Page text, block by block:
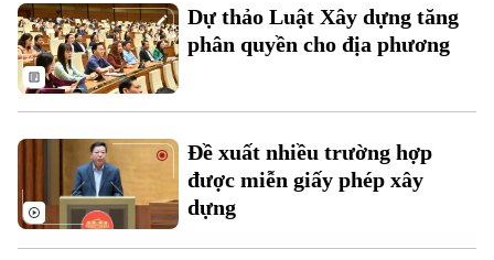
Ẩm thực
Hồ sơ
Người Việt 4 phương
Cafe sáng
Tài chính Ngân hàng
Doanh nghiệp
Tin tức
Đầu tư
Đất đai
Kinh nghiệm
Tàu và Xe
Ô tô
Xe máy
Giáo dục
Tin tức
Tuyển sinh
Văn hóa
Tin tức
Dự thảo Luật Xây dựng tăng
phân quyền cho địa phương
Đề xuất nhiều trường hợp
được miễn giấy phép xây
dựng